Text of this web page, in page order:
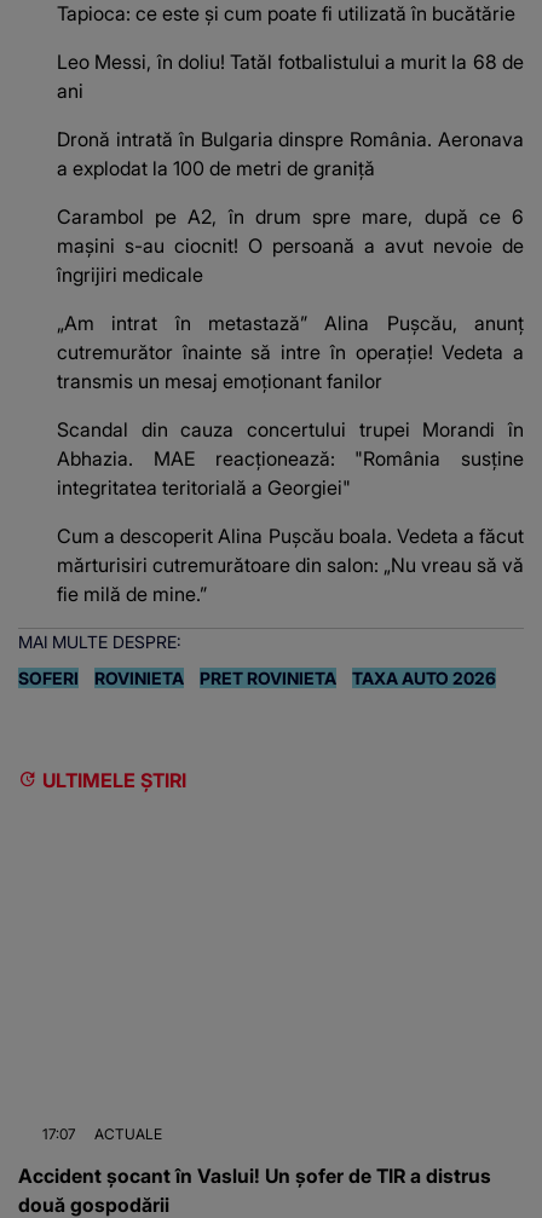
Tapioca: ce este și cum poate fi utilizată în bucătărie
Leo Messi, în doliu! Tatăl fotbalistului a murit la 68 de
ani
Dronă intrată în Bulgaria dinspre România. Aeronava
a explodat la 100 de metri de graniță
Carambol pe A2, în drum spre mare, după ce 6
mașini s-au ciocnit! O persoană a avut nevoie de
îngrijiri medicale
„Am intrat în metastază” Alina Pușcău, anunț
cutremurător înainte să intre în operație! Vedeta a
transmis un mesaj emoționant fanilor
Scandal din cauza concertului trupei Morandi în
Abhazia. MAE reacționează: "România susține
integritatea teritorială a Georgiei"
Cum a descoperit Alina Pușcău boala. Vedeta a făcut
mărturisiri cutremurătoare din salon: „Nu vreau să vă
fie milă de mine.”
MAI MULTE DESPRE:
SOFERI
ROVINIETA PRET ROVINIETA TAXA AUTO 2026
ULTIMELE ȘTIRI
17:07 ACTUALE
Accident șocant în Vaslui! Un șofer de TIR a distrus
două gospodării